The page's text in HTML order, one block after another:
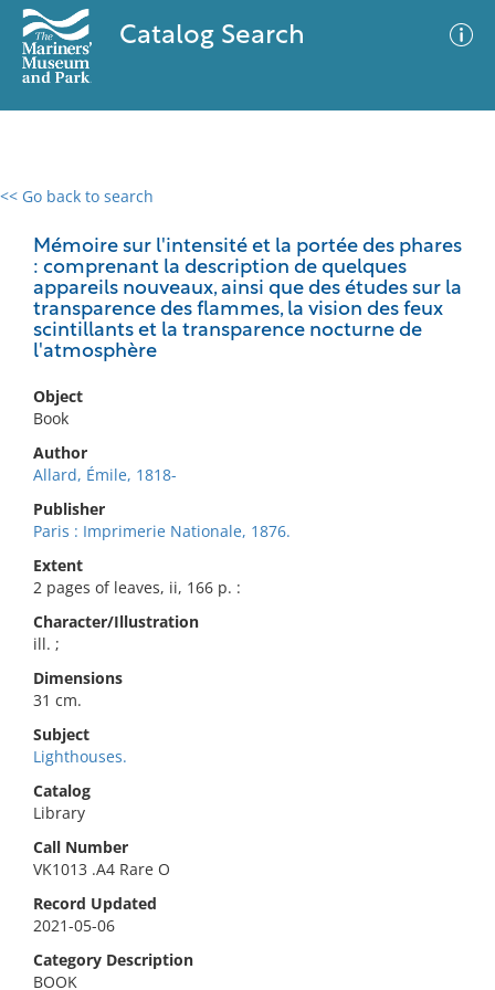
Catalog Search
<< Go back to search
Mémoire sur l'intensité et la portée des phares
: comprenant la description de quelques
appareils nouveaux, ainsi que des études sur la
transparence des flammes, la vision des feux
scintillants et la transparence nocturne de
l'atmosphère
Object
Book
Author
Allard, Émile, 1818-
Publisher
Paris : Imprimerie Nationale, 1876.
Extent
2 pages of leaves, ii, 166 p. :
Character/Illustration
ill. ;
Dimensions
31 cm.
Subject
Lighthouses.
Catalog
Library
Call Number
VK1013 .A4 Rare O
Record Updated
2021-05-06
Category Description
BOOK
0 results
No results meet your criteria